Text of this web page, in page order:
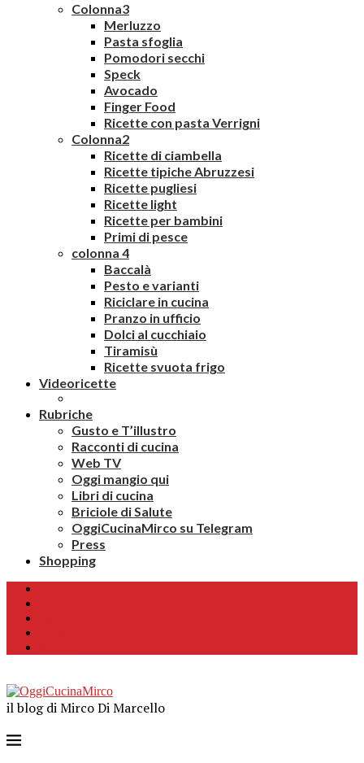
Colonna3
Merluzzo
Pasta sfoglia
Pomodori secchi
Speck
Avocado
Finger Food
Ricette con pasta Verrigni
Colonna2
Ricette di ciambella
Ricette tipiche Abruzzesi
Ricette pugliesi
Ricette light
Ricette per bambini
Primi di pesce
colonna 4
Baccalà
Pesto e varianti
Riciclare in cucina
Pranzo in ufficio
Dolci al cucchiaio
Tiramisù
Ricette svuota frigo
Videoricette
Rubriche
Gusto e T’illustro
Racconti di cucina
Web TV
Oggi mangio qui
Libri di cucina
Briciole di Salute
OggiCucinaMirco su Telegram
Press
Shopping
il blog di Mirco Di Marcello